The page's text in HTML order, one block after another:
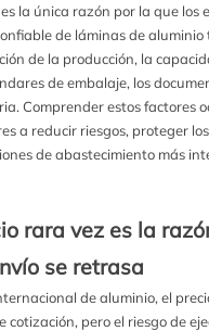
la única razón por la que los
de láminas de aluminio
de la producción, la
de embalaje, los
Comprender estos factores
a reducir riesgos, proteger
de abastecimiento más
rara vez es la
se retrasa
de aluminio, el
cotización, pero el riesgo de